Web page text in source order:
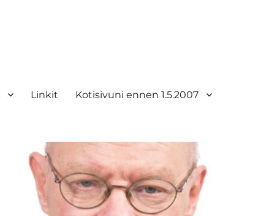
Linkit Kotisivuni ennen 1.5.2007